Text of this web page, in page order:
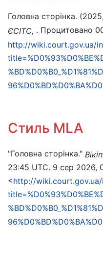
Головна сторінка.
ЄСІТС, . Процитовано
http://wiki.court.gov.ua/
Стиль MLA
"Головна сторінка."
23:45 UTC. 9 сер 2026,
<http://